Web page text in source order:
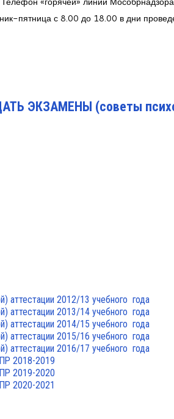
пятница с 8.00 до 18.00 в дни
ЭКЗАМЕНЫ (советы
аттестации 2012/13 учебного года
аттестации 2013/14 учебного года
аттестации 2014/15 учебного года
аттестации 2015/16 учебного года
аттестации 2016/17 учебного года
2018-2019
2019-2020
2020-2021